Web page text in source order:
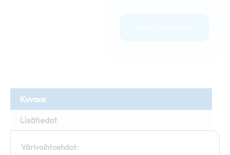
Kuvaus
Lisätiedot
Värivaihtoehdot: